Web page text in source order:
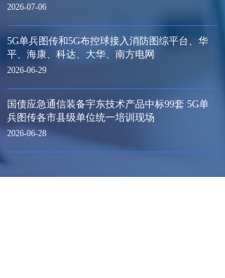
2026-07-06
5G单兵图传和5G布控球接入消防图综平台、华
平、海康、科达、大华、南方电网
2026-06-29
国债应急通信装备宇东技术产品中标99套 5G单
兵图传各市县级单位统一培训现场
2026-06-28